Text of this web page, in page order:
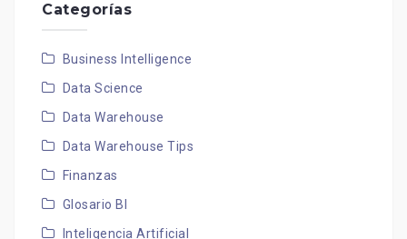
Categorías
Business Intelligence
Data Science
Data Warehouse
Data Warehouse Tips
Finanzas
Glosario BI
Inteligencia Artificial